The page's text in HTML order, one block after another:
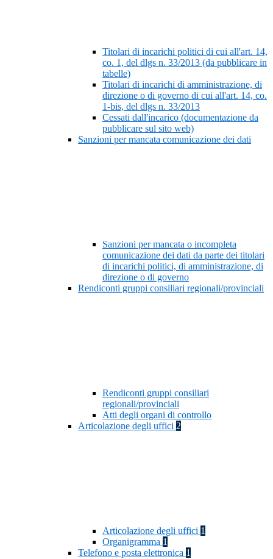
Titolari di incarichi politici di cui all'art. 14,
co. 1, del dlgs n. 33/2013 (da pubblicare in
tabelle)
Titolari di incarichi di amministrazione, di
direzione o di governo di cui all'art. 14, co.
1-bis, del dlgs n. 33/2013
Cessati dall'incarico (documentazione da
pubblicare sul sito web)
Sanzioni per mancata comunicazione dei dati
Sanzioni per mancata o incompleta
comunicazione dei dati da parte dei titolari
di incarichi politici, di amministrazione, di
direzione o di governo
Rendiconti gruppi consiliari regionali/provinciali
Rendiconti gruppi consiliari
regionali/provinciali
Atti degli organi di controllo
Articolazione degli uffici 2
Articolazione degli uffici 1
Organigramma 1
Telefono e posta elettronica 1